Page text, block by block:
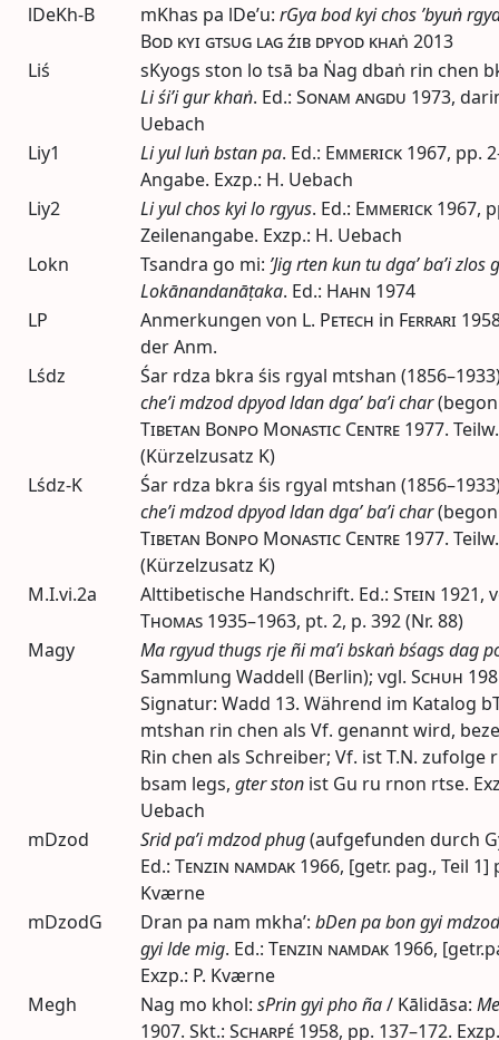
lDeKh-B
mKhas pa lDe’u: rGya bod kyi chos ’byuṅ
Bod kyi gtsug lag źib dpyod khaṅ 2013
Liś
sKyogs ston lo tsā ba Ṅag dbaṅ rin chen
Li śi’i gur khaṅ. Ed.: Sonam angdu 1973,
Uebach
Liy1
Li yul luṅ bstan pa. Ed.: Emmerick 1967, pp.
Angabe. Exzp.: H. Uebach
Liy2
Li yul chos kyi lo rgyus. Ed.: Emmerick 1967,
Zeilenangabe. Exzp.: H. Uebach
Lokn
Tsandra go mi: ’Jig rten kun tu dga’ ba’i zlos
Lokānandanāṭaka. Ed.: Hahn 1974
LP
Anmerkungen von L. Petech in Ferrari
derAnm.
Lśdz
Śar rdza bkra śis rgyal mtshan
che’i mdzod dpyod ldan dga’ ba’i char
Tibetan Bonpo Monastic Centre 1977.
(Kürzelzusatz K)
Lśdz-K
Śar rdza bkra śis rgyal mtshan
che’i mdzod dpyod ldan dga’ ba’i char
Tibetan Bonpo Monastic Centre 1977.
(Kürzelzusatz K)
M.I.vi.2a
Alttibetische Handschrift. Ed.: Stein 1921,
Thomas 1935–1963, pt. 2, p. 392 (Nr. 88)
Magy
Ma rgyud thugs rje ñi ma’i bskaṅ bśags dag
Sammlung Waddell (Berlin); vgl. Schuh
Signatur: Wadd 13. Während im Katalog
mtshan rin chen als Vf. genannt wird,
Rin chen als Schreiber; Vf. ist T.N. zufolge
bsam legs, gter ston ist Gu ru rnon rtse.
Uebach
mDzod
Srid pa’i mdzod phug(aufgefunden durch
Ed.: Tenzin namdak 1966, [getr. pag., Teil 1]
Kværne
mDzodG
Dran pa nam mkha’: bDen pa bon gyi
gyi lde mig. Ed.: Tenzin namdak 1966,
Exzp.: P. Kværne
Megh
Nag mo khol: sPrin gyi pho ña/ Kālidāsa:
1907. Skt.: Scharpé 1958, pp. 137–172.